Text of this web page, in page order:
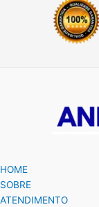
HOME
SOBRE
ATENDIMENTO